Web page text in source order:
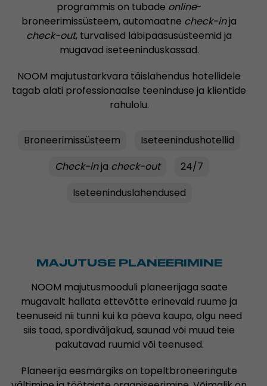
programmis on tubade online-
broneerimissüsteem, automaatne check-inja
check-out, turvalised läbipääsusüsteemid ja
mugavad iseteeninduskassad.
NOOM majutustarkvara täislahendus hotellidele
tagab alati professionaalse teeninduse ja klientide
rahulolu.
Broneerimissüsteem
Iseteenindushotellid
Check-inja check-out
24/7
Iseteeninduslahendused
MAJUTUSE PLANEERIMINE
NOOM majutusmooduli planeerijaga saate
mugavalt hallata ettevõtte erinevaid ruume ja
teenuseid nii tunni kui ka päeva kaupa, olgu need
siis toad, spordiväljakud, saunad või muud teie
pakutavad ruumid või teenused.
Planeerija eesmärgiks on topeltbroneeringute